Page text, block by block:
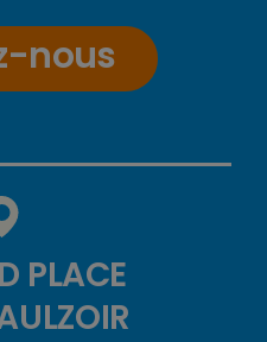
nous
PLACE